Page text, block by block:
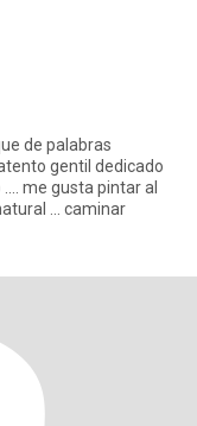
de palabras
gentil dedicado
al
... caminar